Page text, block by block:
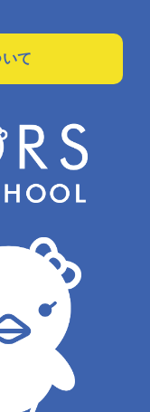
て